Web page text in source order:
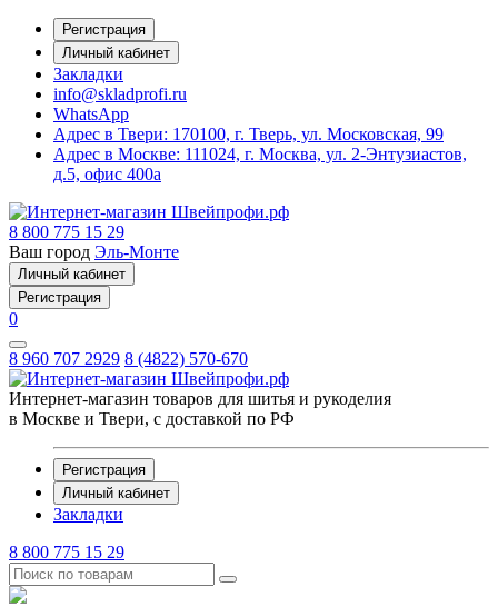
Регистрация
Личный кабинет
Закладки
info@skladprofi.ru
WhatsApp
Адрес в Твери: 170100, г. Тверь, ул. Московская, 99
Адрес в Москве: 111024, г. Москва, ул. 2-Энтузиастов,
д.5, офис 400а
8 800 775 15 29
Ваш город Эль-Монте
Личный кабинет
Регистрация
0
8 960 707 2929 8 (4822) 570-670
Интернет-магазин товаров для шитья и рукоделия
в Москве и Твери, с доставкой по РФ
Регистрация
Личный кабинет
Закладки
8 800 775 15 29